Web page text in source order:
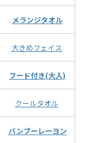
メランジタオル
大きめフェイス
フード付き(大人)
クールタオル
バンブーレーヨン